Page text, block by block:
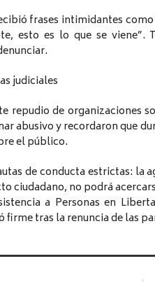
frases intimidantes
esto es lo que se
judiciales
repudio de organizaciones
abusivo y recordaron que
el público.
de conducta estrictas:
ciudadano, no podrá
a Personas en
firme tras la renuncia de las